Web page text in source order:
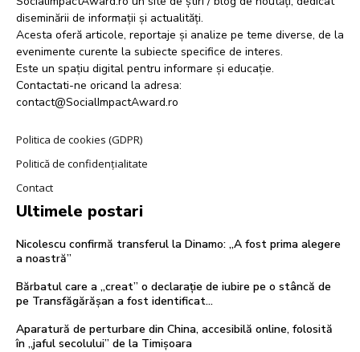
diseminării de informații și actualități.
Acesta oferă articole, reportaje și analize pe teme diverse, de la
evenimente curente la subiecte specifice de interes.
Este un spațiu digital pentru informare și educație.
Contactati-ne oricand la adresa:
contact@SocialImpactAward.ro
Politica de cookies (GDPR)
Politică de confidențialitate
Contact
Ultimele postari
Nicolescu confirmă transferul la Dinamo: „A fost prima alegere
a noastră”
Bărbatul care a „creat” o declarație de iubire pe o stâncă de
pe Transfăgărășan a fost identificat…
Aparatură de perturbare din China, accesibilă online, folosită
în „jaful secolului” de la Timișoara